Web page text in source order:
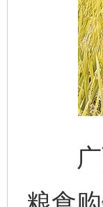
广西